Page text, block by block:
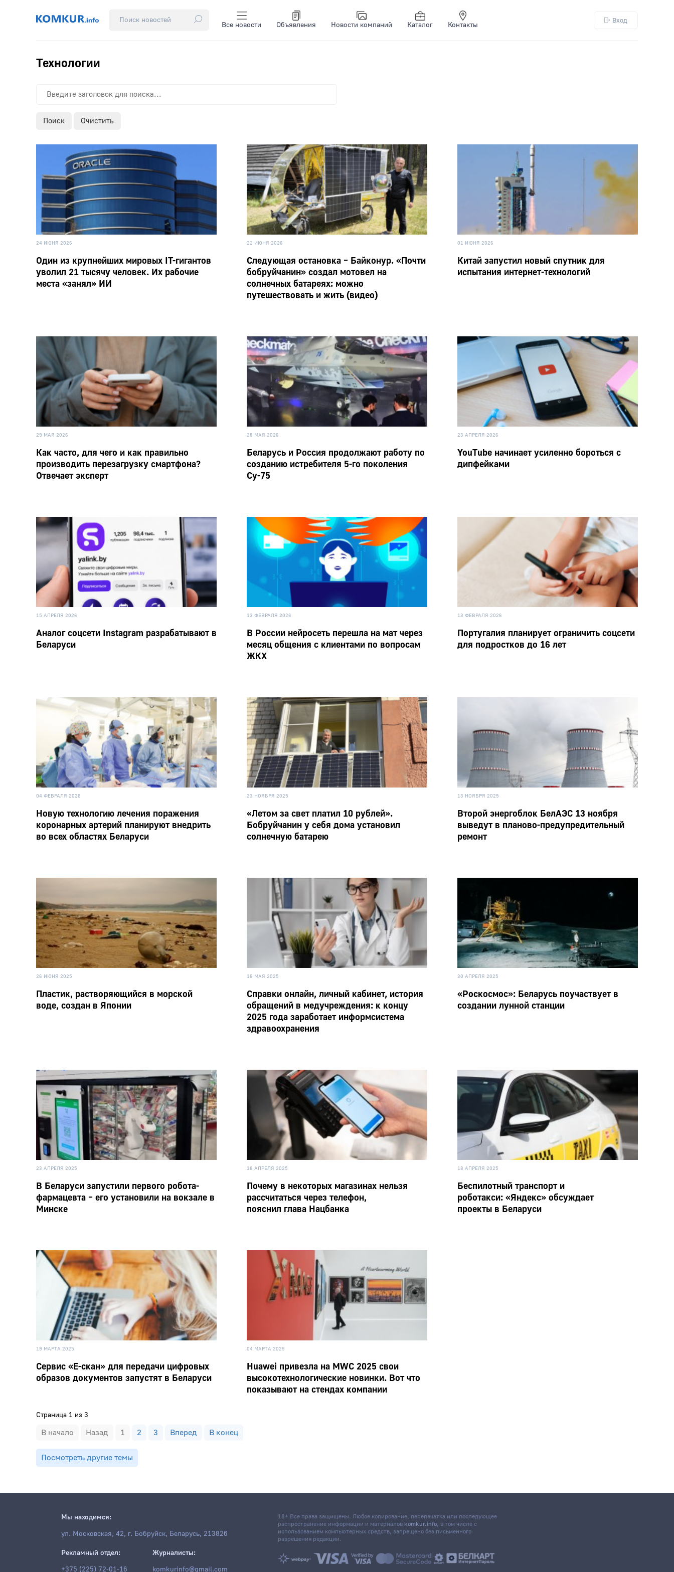
Все новости Объявления Новости компаний Каталог Контакты
Вход
Технологии
Поиск Очистить
24 ИЮНЯ 2026
Один из крупнейших мировых IT-гигантов
уволил 21 тысячу человек. Их рабочие
места «занял» ИИ
22 ИЮНЯ 2026
Следующая остановка – Байконур. «Почти
бобруйчанин» создал мотовел на
солнечных батареях: можно
путешествовать и жить (видео)
01 ИЮНЯ 2026
Китай запустил новый спутник для
испытания интернет-технологий
29 МАЯ 2026
Как часто, для чего и как правильно
производить перезагрузку смартфона?
Отвечает эксперт
28 МАЯ 2026
Беларусь и Россия продолжают работу по
созданию истребителя 5-го поколения
Су-75
23 АПРЕЛЯ 2026
YouTube начинает усиленно бороться с
дипфейками
15 АПРЕЛЯ 2026
Аналог соцсети Instagram разрабатывают в
Беларуси
13 ФЕВРАЛЯ 2026
В России нейросеть перешла на мат через
месяц общения с клиентами по вопросам
ЖКХ
13 ФЕВРАЛЯ 2026
Португалия планирует ограничить соцсети
для подростков до 16 лет
04 ФЕВРАЛЯ 2026
Новую технологию лечения поражения
коронарных артерий планируют внедрить
во всех областях Беларуси
23 НОЯБРЯ 2025
«Летом за свет платил 10 рублей».
Бобруйчанин у себя дома установил
солнечную батарею
13 НОЯБРЯ 2025
Второй энергоблок БелАЭС 13 ноября
выведут в планово-предупредительный
ремонт
26 ИЮНЯ 2025
Пластик, растворяющийся в морской
воде, создан в Японии
16 МАЯ 2025
Справки онлайн, личный кабинет, история
обращений в медучреждения: к концу
2025 года заработает информсистема
здравоохранения
30 АПРЕЛЯ 2025
«Роскосмос»: Беларусь поучаствует в
создании лунной станции
23 АПРЕЛЯ 2025
В Беларуси запустили первого робота-
фармацевта – его установили на вокзале в
Минске
18 АПРЕЛЯ 2025
Почему в некоторых магазинах нельзя
рассчитаться через телефон,
пояснил глава Нацбанка
18 АПРЕЛЯ 2025
Беспилотный транспорт и
роботакси: «Яндекс» обсуждает
проекты в Беларуси
19 МАРТА 2025
Сервис «Е-скан» для передачи цифровых
образов документов запустят в Беларуси
04 МАРТА 2025
Huawei привезла на MWC 2025 свои
высокотехнологические новинки. Вот что
показывают на стендах компании
Страница 1 из 3
В начало Назад 1 2 3 Вперед В конец
Посмотреть другие темы
Мы находимся:
ул. Московская, 42, г. Бобруйск, Беларусь, 213826
Рекламный отдел:
+375 (225) 72-01-16
Журналисты:
komkurinfo@gmail.com
18+ Все права защищены. Любое копирование, перепечатка или последующее
распространение информации и материалов komkur.info, в том числе с
использованием компьютерных средств, запрещено без письменного
разрешения редакции.